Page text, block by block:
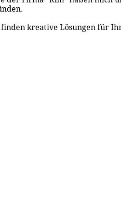
kreative Lösungen für